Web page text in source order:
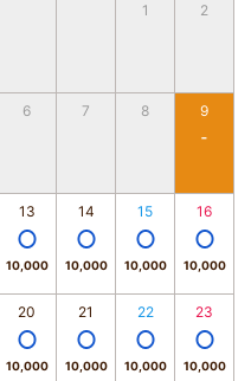
1
2
6 7 8 9
13
10,000
14
10,000
15
10,000
16
10,000
20
10,000
21
10,000
22
10,000
23
10,000